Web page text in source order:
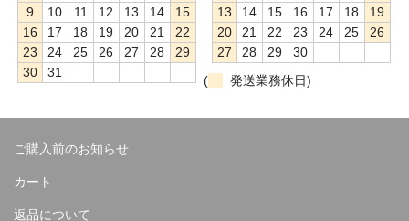
9
10 11 12 13 14
15
16
17 18 19 20 21
22
23
24 25 26 27 28
29
30
31
13
14 15 16 17 18
19
20
21 22 23 24 25
26
27
28 29
30
(
発送業務休日)
ご購入前のお知らせ
カート
返品について